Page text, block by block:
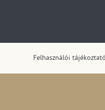
Digitális televízió-
Digitális televízió-
telephelye és a
Felhasználói